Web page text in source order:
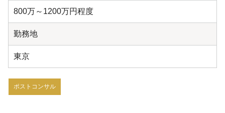
800万～1200万円程度
勤務地
東京
ポストコンサル